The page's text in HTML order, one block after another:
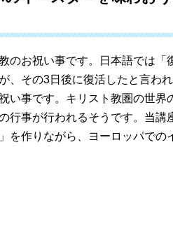
お祝い事です。日本語では「
、その3日後に復活したと言われ
い事です。キリスト教圏の世界
行事が行われるそうです。当講
を作りながら、ヨーロッパでの